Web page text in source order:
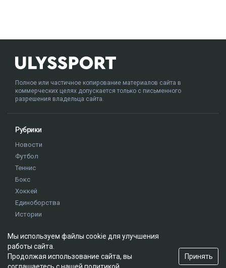
Полное или частичное копирование материалов сайта в
коммерческих целях допускается только с письменного
разрешения владельца сайта.
Рубрики
Новости
Футбол
Теннис
Бокс
Хоккей
Единоборства
Истории
Редакция
Мы используем файлы cookie для улучшения
работы сайта.
Продолжая использование сайта, вы
Принять